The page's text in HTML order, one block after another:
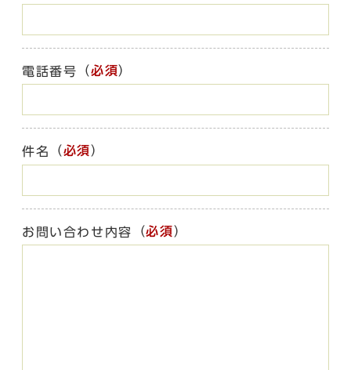
電話番号 （必須）
件名 （必須）
お問い合わせ内容 （必須）